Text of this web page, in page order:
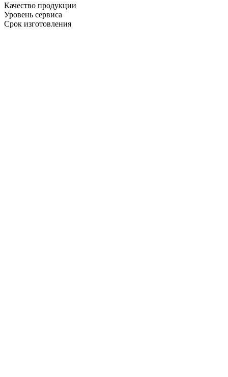
Качество продукции
Уровень сервиса
Срок изготовления